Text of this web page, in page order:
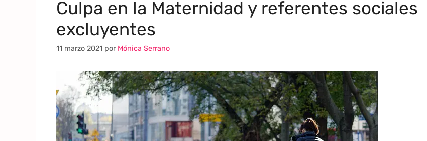
Culpa en la Maternidad y referentes sociales
excluyentes
11 marzo 2021 por Mónica Serrano